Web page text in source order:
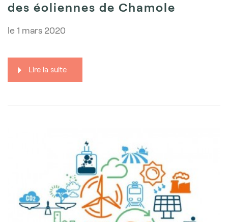
des éoliennes de Chamole
le 1 mars 2020
Lire la suite